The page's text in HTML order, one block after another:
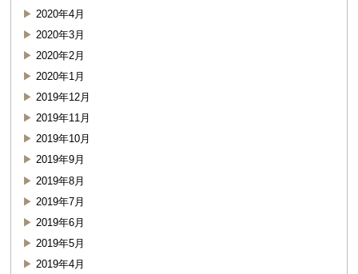
2020年4月
2020年3月
2020年2月
2020年1月
2019年12月
2019年11月
2019年10月
2019年9月
2019年8月
2019年7月
2019年6月
2019年5月
2019年4月